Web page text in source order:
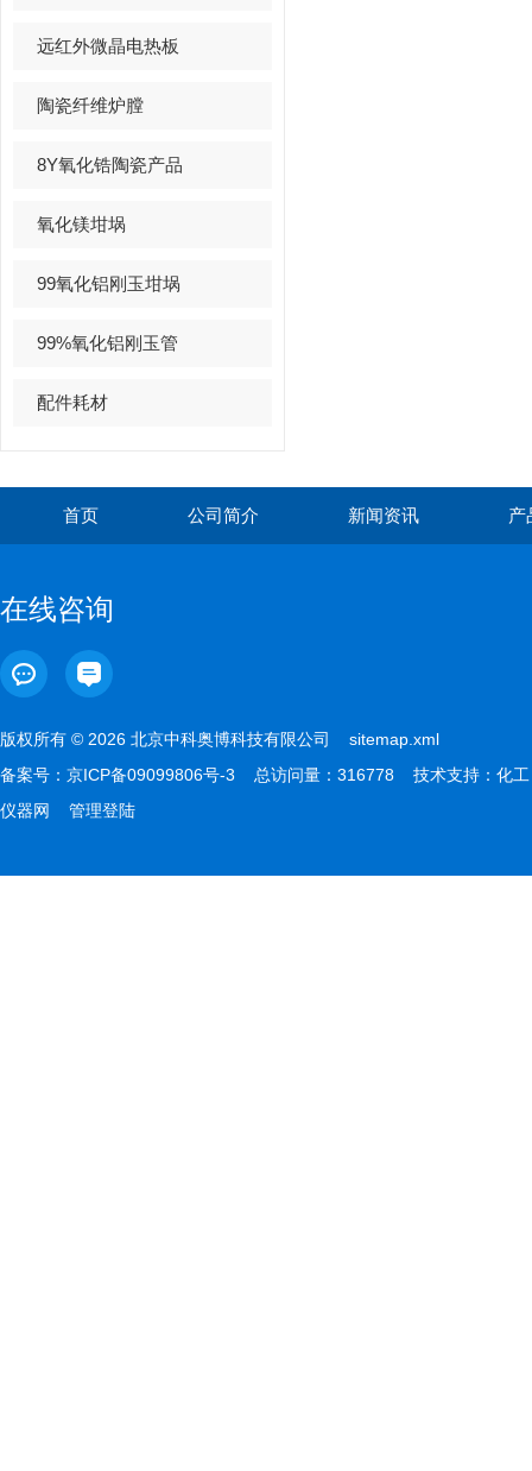
远红外微晶电热板
陶瓷纤维炉膛
8Y氧化锆陶瓷产品
氧化镁坩埚
99氧化铝刚玉坩埚
99%氧化铝刚玉管
配件耗材
首页 公司简介 新闻资讯 产
在线咨询
版权所有 © 2026 北京中科奥博科技有限公司 sitemap.xml
备案号： 京ICP备09099806号-3 总访问量：316778 技术支持： 化工
仪器网
管理登陆